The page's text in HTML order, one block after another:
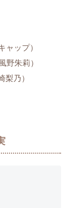
ャップ）
野朱莉）
梨乃）